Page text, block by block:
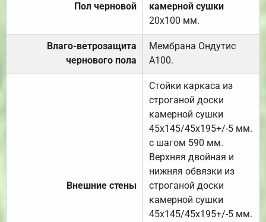
Пол черновой
камерной сушки
20х100 мм.
Влаго-ветрозащита
чернового пола
Мембрана Ондутис
А100.
Внешние стены
Стойки каркаса из
строганой доски
камерной сушки
45х145/45х195+/-5 мм.
с шагом 590 мм.
Верхняя двойная и
нижняя обвязки из
строганой доски
камерной сушки
45х145/45х195+/-5 мм.